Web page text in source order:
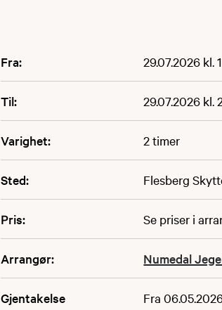
Fra: 29.07.2026 kl.
Til: 29.07.2026 kl.
Varighet: 2 timer
Sted: Flesberg
Pris: Se priser i
Arrangør: Numedal
Gjentakelse Fra